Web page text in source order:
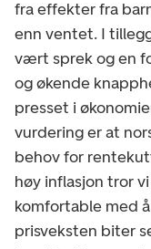
fra effekter fra
enn ventet. I
vært sprek og en
og økende
presset i
vurdering er at
behov for
høy inflasjon tror
komfortable med
prisveksten biter